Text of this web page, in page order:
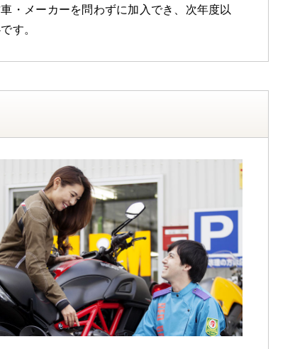
・メーカーを問わずに加入でき、次年度以
す。